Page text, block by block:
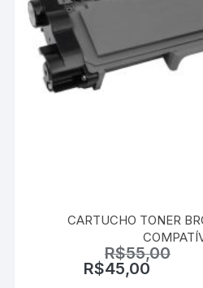
CARTUCHO TONER
R$55,00
R$45,00